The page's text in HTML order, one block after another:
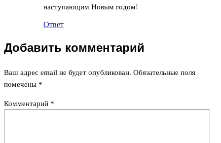
наступающим Новым годом!
Ответ
Добавить комментарий
Ваш адрес email не будет опубликован. Обязательные поля
помечены *
Комментарий *